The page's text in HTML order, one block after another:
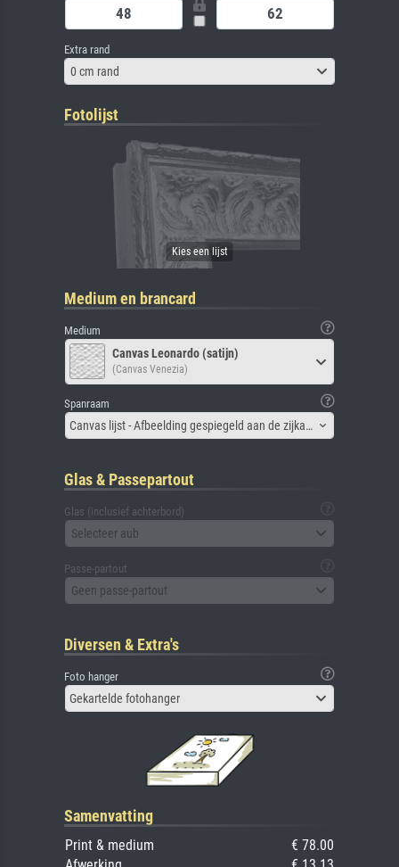
Extra rand
0 cm rand
Fotolijst
Medium en brancard
Medium
Canvas Leonardo (satijn)
(Canvas Venezia)
Spanraam
Canvas lijst - Afbeelding gespiegeld aan de zijkant
Glas & Passepartout
Glas (inclusief achterbord)
Selecteer aub
Passe-partout
Geen passe-partout
Diversen & Extra's
Foto hanger
Gekartelde fotohanger
Samenvatting
Print & medium
€ 78.00